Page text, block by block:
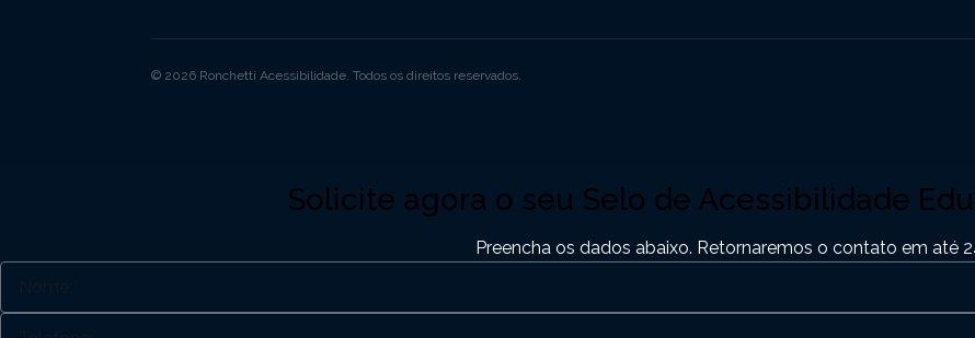
© 2026 Ronchetti Acessibilidade. Todos os direitos reservados.
Solicite agora o seu Selo de Acessibilidade
Preencha os dados abaixo. Retornaremos o contato em até